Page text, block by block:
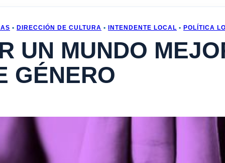
• DIRECCIÓN DE CULTURA • INTENDENTE LOCAL • POLÍTICA
UN MUNDO
GÉNERO